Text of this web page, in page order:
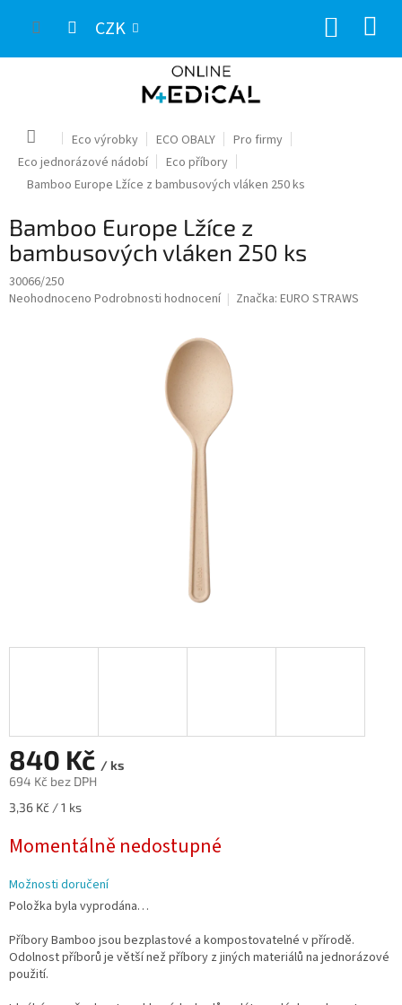
CZK
Domů Eco výrobky ECO OBALY
Pro firmy
Eco jednorázové nádobí
Eco příbory
Bamboo Europe Lžíce z bambusových vláken 250 ks
Bamboo Europe Lžíce z
bambusových vláken 250 ks
30066/250
Průměrné
Neohodnoceno Podrobnosti hodnocení Značka: EURO STRAWS
840 Kč / ks
694 Kč bez DPH
Měrná
3,36 Kč / 1 ks
Momentálně nedostupné
Možnosti doručení
Položka byla vyprodána…
Příbory Bamboo jsou bezplastové a kompostovatelné v přírodě.
Odolnost příborů je větší než příbory z jiných materiálů na jednorázové
použití.